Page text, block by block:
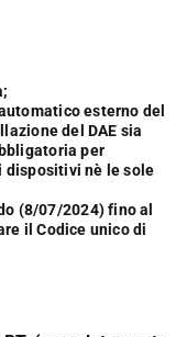
esterno del
del DAE sia
per
dispositivi nè le sole
(8/07/2024) fino al
il Codice unico di